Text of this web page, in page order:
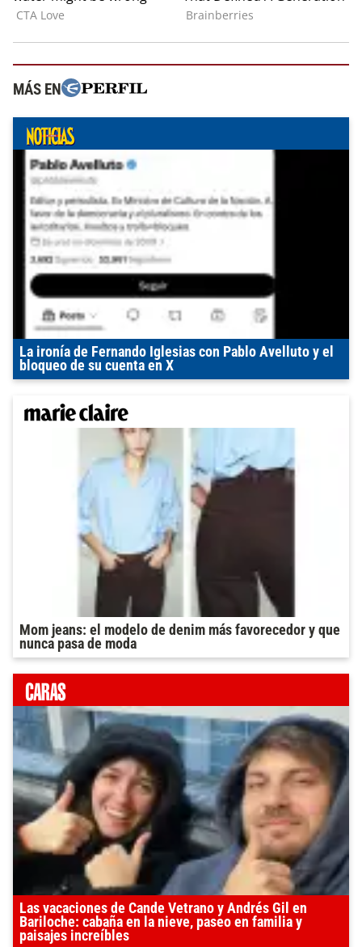
MÁS EN
La ironía de Fernando Iglesias con Pablo Avelluto y el
bloqueo de su cuenta en X
Mom jeans: el modelo de denim más favorecedor y que
nunca pasa de moda
Las vacaciones de Cande Vetrano y Andrés Gil en
Bariloche: cabaña en la nieve, paseo en familia y
paisajes increíbles